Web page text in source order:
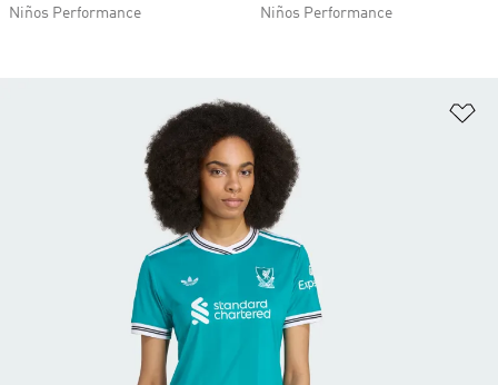
Niños Performance
Niños Performance